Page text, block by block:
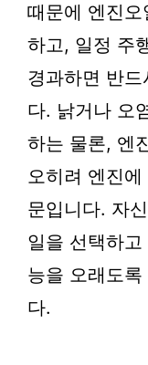
때문에 엔진
하고, 일정 주
경과하면 반
다. 낡거나 오
하는 물론, 엔
오히려 엔진
문입니다. 자
일을 선택하
능을 오래도
다.